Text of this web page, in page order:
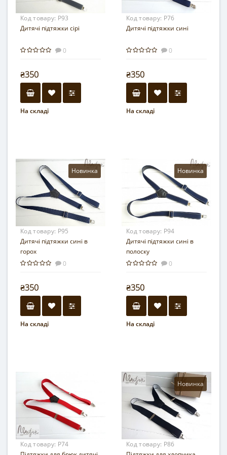
Код товару: Р93
Дитячі підтяжки сірі
0
₴350
На складі
Код товару: Р76
Дитячі підтяжки сині
0
₴350
На складі
Новинка
Код товару: Р95
Дитячі підтяжки сині в
горох
0
₴350
На складі
Новинка
Код товару: Р94
Дитячі підтяжки сині в
полоску
0
₴350
На складі
Код товару: Р74
Новинка
Код товару: Р86